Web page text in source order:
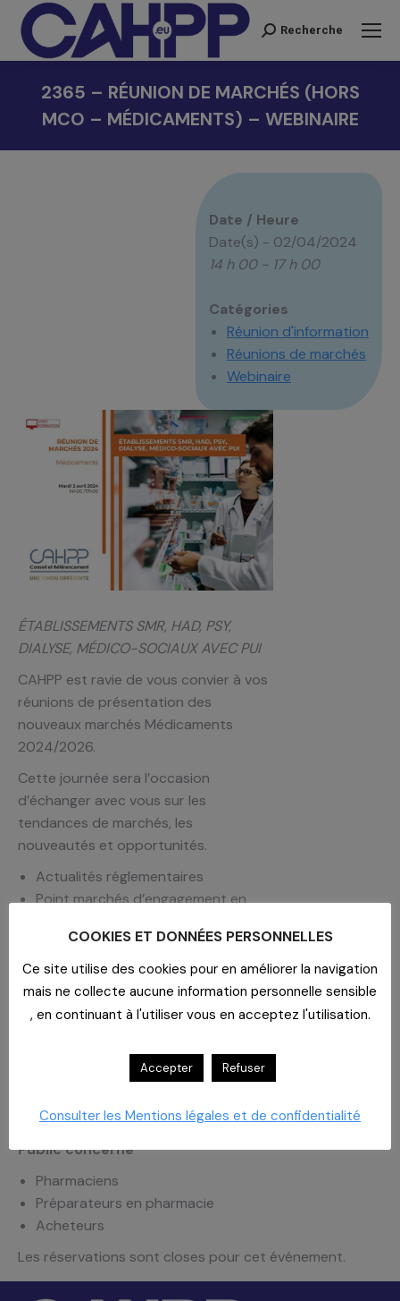
Recherche
Recherche
2365 – RÉUNION DE MARCHÉS (HORS
MCO – MÉDICAMENTS) – WEBINAIRE
Date / Heure
Date(s) - 02/04/2024
14 h 00 - 17 h 00
Catégories
Réunion d'information
Réunions de marchés
Webinaire
ÉTABLISSEMENTS SMR, HAD, PSY,
DIALYSE, MÉDICO-SOCIAUX AVEC PUI
CAHPP est ravie de vous convier à vos
réunions de présentation des
nouveaux marchés Médicaments
2024/2026.
Cette journée sera l’occasion
d’échanger avec vous sur les
tendances de marchés, les
nouveautés et opportunités.
Actualités réglementaires
Point marchés d’engagement en
Point marchés
Tendances des marchés
Nouveaux laboratoires
Nouveautés produits et
Intervenants CAHPP
Thomas Santacre
Public concerné
Pharmaciens
Préparateurs en pharmacie
Acheteurs
Les réservations sont closes pour cet événement.
COOKIES ET DONNÉES PERSONNELLES
Ce site utilise des cookies pour en améliorer la navigation
mais ne collecte aucune information personnelle sensible
, en continuant à l'utiliser vous en acceptez l'utilisation.
Accepter Refuser
Consulter les Mentions légales et de confidentialité